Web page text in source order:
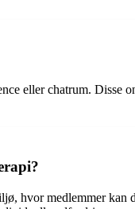
eller chatrum.
hvor medlemmer